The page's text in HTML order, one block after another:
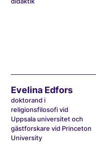
Evelina Edfors
doktorand i
religionsfilosofi vid
Uppsala universitet och
gästforskare vid Princeton
University